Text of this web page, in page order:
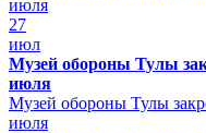
27
июл
Музей обороны Тулы
июля
Музей обороны Тулы
июля